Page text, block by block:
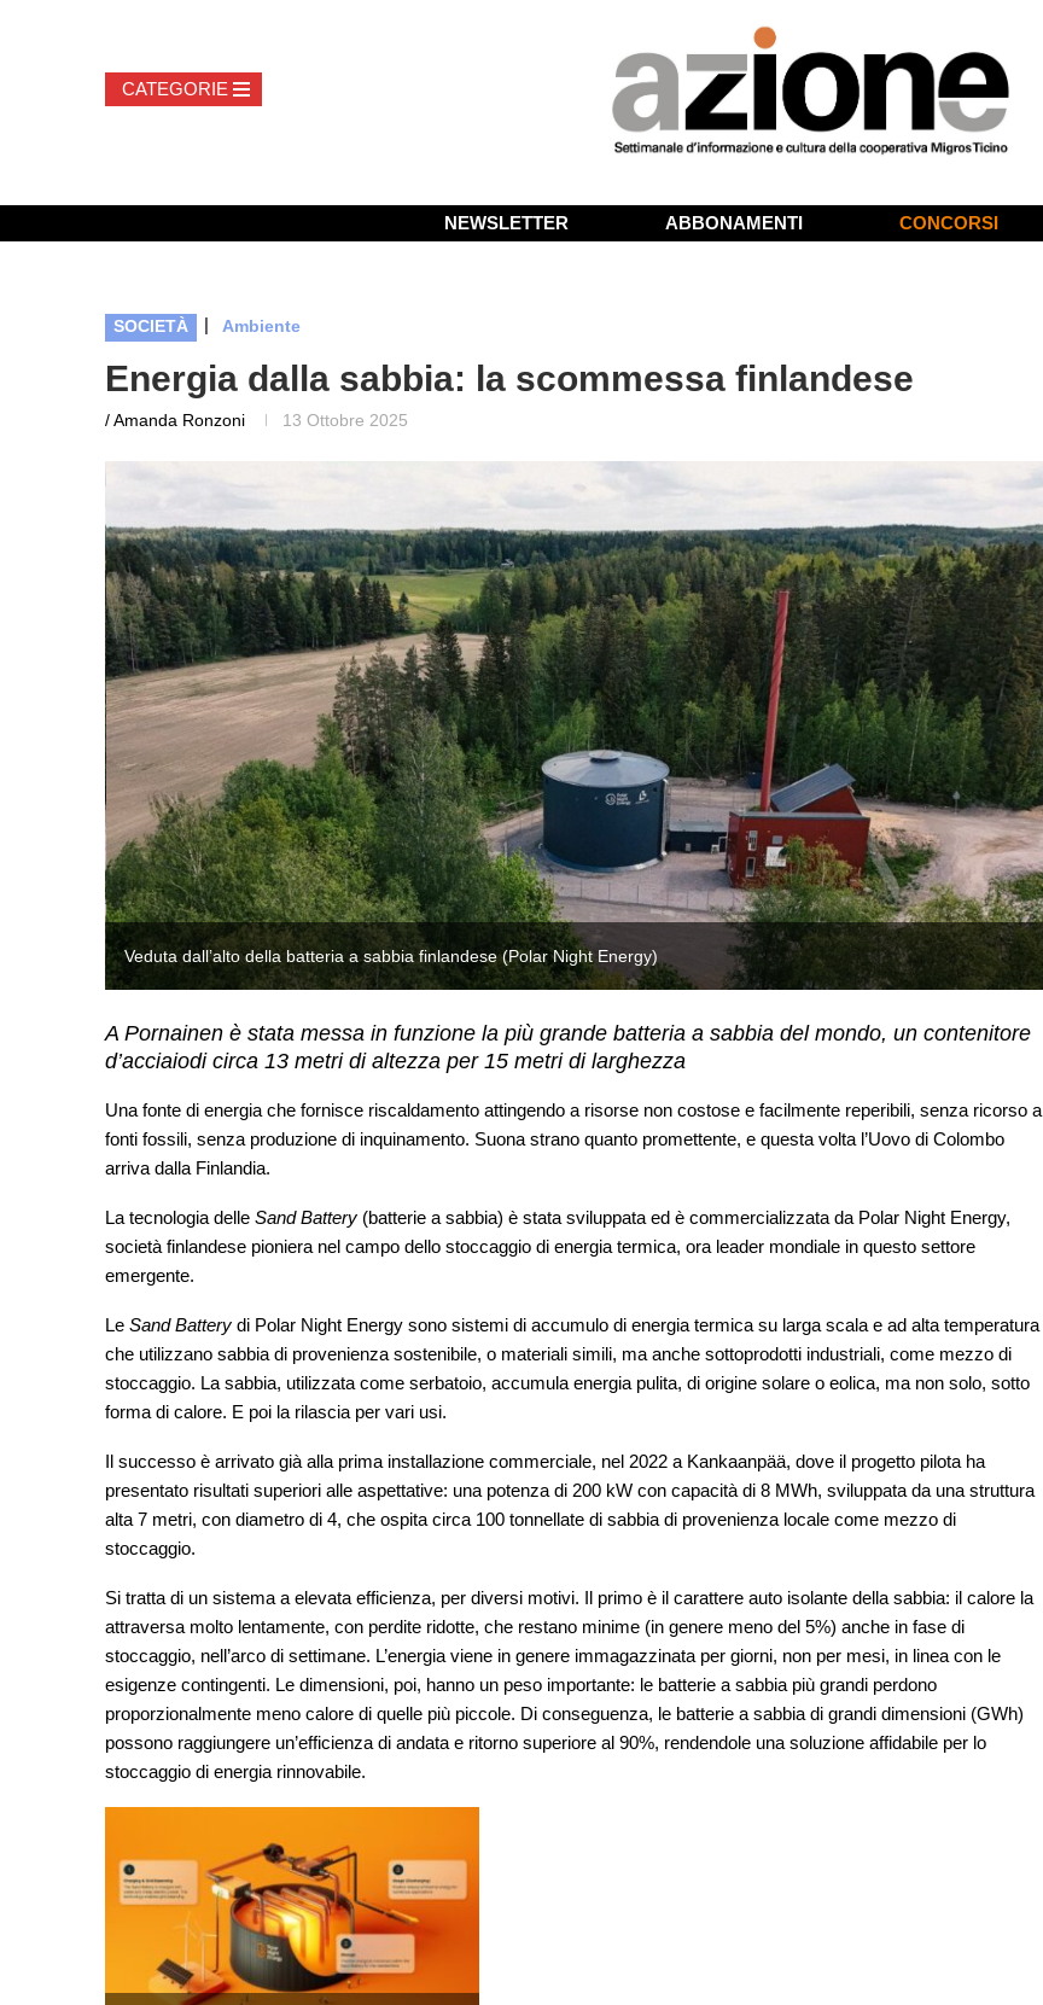
NEWSLETTER ABBONAMENTI CONCORSI
SOCIETÀ | Ambiente
Energia dalla sabbia: la scommessa finlandese
/ Amanda Ronzoni 13 Ottobre 2025
Veduta dall’alto della batteria a sabbia finlandese (Polar Night Energy)
A Pornainen è stata messa in funzione la più grande batteria a sabbia del mondo, un contenitore
d’acciaiodi circa 13 metri di altezza per 15 metri di larghezza
Una fonte di energia che fornisce riscaldamento attingendo a risorse non costose e facilmente reperibili, senza ricorso a
fonti fossili, senza produzione di inquinamento. Suona strano quanto promettente, e questa volta l’Uovo di Colombo
arriva dalla Finlandia.
La tecnologia delle Sand Battery (batterie a sabbia) è stata sviluppata ed è commercializzata da Polar Night Energy,
società finlandese pioniera nel campo dello stoccaggio di energia termica, ora leader mondiale in questo settore
emergente.
Le Sand Battery di Polar Night Energy sono sistemi di accumulo di energia termica su larga scala e ad alta temperatura
che utilizzano sabbia di provenienza sostenibile, o materiali simili, ma anche sottoprodotti industriali, come mezzo di
stoccaggio. La sabbia, utilizzata come serbatoio, accumula energia pulita, di origine solare o eolica, ma non solo, sotto
forma di calore. E poi la rilascia per vari usi.
Il successo è arrivato già alla prima installazione commerciale, nel 2022 a Kankaanpää, dove il progetto pilota ha
presentato risultati superiori alle aspettative: una potenza di 200 kW con capacità di 8 MWh, sviluppata da una struttura
alta 7 metri, con diametro di 4, che ospita circa 100 tonnellate di sabbia di provenienza locale come mezzo di
stoccaggio.
Si tratta di un sistema a elevata efficienza, per diversi motivi. Il primo è il carattere auto isolante della sabbia: il calore la
attraversa molto lentamente, con perdite ridotte, che restano minime (in genere meno del 5%) anche in fase di
stoccaggio, nell’arco di settimane. L’energia viene in genere immagazzinata per giorni, non per mesi, in linea con le
esigenze contingenti. Le dimensioni, poi, hanno un peso importante: le batterie a sabbia più grandi perdono
proporzionalmente meno calore di quelle più piccole. Di conseguenza, le batterie a sabbia di grandi dimensioni (GWh)
possono raggiungere un’efficienza di andata e ritorno superiore al 90%, rendendole una soluzione affidabile per lo
stoccaggio di energia rinnovabile.